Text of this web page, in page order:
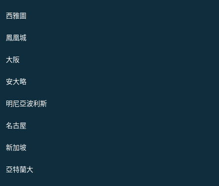
西雅圖
鳳凰城
大阪
安大略
明尼亞波利斯
名古屋
新加坡
亞特蘭大